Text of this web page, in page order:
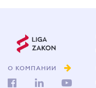
О КОМПАНИИ